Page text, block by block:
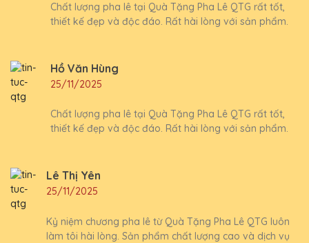
Chất lượng pha lê tại Quà Tặng Pha Lê QTG rất tốt,
thiết kế đẹp và độc đáo. Rất hài lòng với sản phẩm.
Hồ Văn Hùng
25/11/2025
Chất lượng pha lê tại Quà Tặng Pha Lê QTG rất tốt,
thiết kế đẹp và độc đáo. Rất hài lòng với sản phẩm.
Lê Thị Yên
25/11/2025
Kỷ niệm chương pha lê từ Quà Tặng Pha Lê QTG luôn
làm tôi hài lòng. Sản phẩm chất lượng cao và dịch vụ